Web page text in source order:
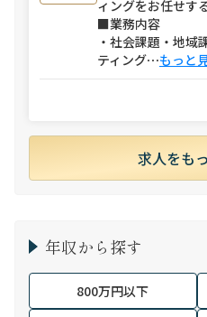
ィングをお任せす
■業務内容
・社会課題・地域
ティング⋯もっと
求人をも
年収から探す
800万円以下